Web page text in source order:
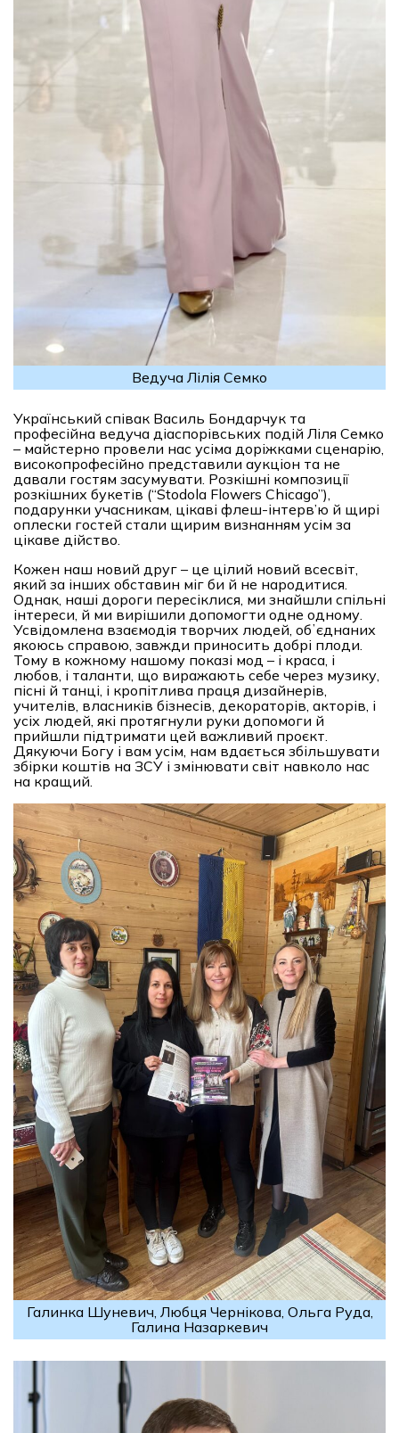
Ведуча Лілія Семко
Український співак Василь Бондарчук та
професійна ведуча діаспорівських подій Ліля Семко
– майстерно провели нас усіма доріжками сценарію,
високопрофесійно представили аукціон та не
давали гостям засумувати. Розкішні композиції
розкішних букетів (“Stodola Flowers Chicago”),
подарунки учасникам, цікаві флеш-інтерв’ю й щирі
оплески гостей стали щирим визнанням усім за
цікаве дійство.
Кожен наш новий друг – це цілий новий всесвіт,
який за інших обставин міг би й не народитися.
Однак, наші дороги пересіклися, ми знайшли спільні
інтереси, й ми вирішили допомогти одне одному.
Усвідомлена взаємодія творчих людей, обʼєднаних
якоюсь справою, завжди приносить добрі плоди.
Тому в кожному нашому показі мод – і краса, і
любов, і таланти, що виражають себе через музику,
пісні й танці, і кропітлива праця дизайнерів,
учителів, власників бізнесів, декораторів, акторів, і
усіх людей, які протягнули руки допомоги й
прийшли підтримати цей важливий проєкт.
Дякуючи Богу і вам усім, нам вдається збільшувати
збірки коштів на ЗСУ і змінювати світ навколо нас
на кращий.
Галинка Шуневич, Любця Чернікова, Ольга Руда,
Галина Назаркевич